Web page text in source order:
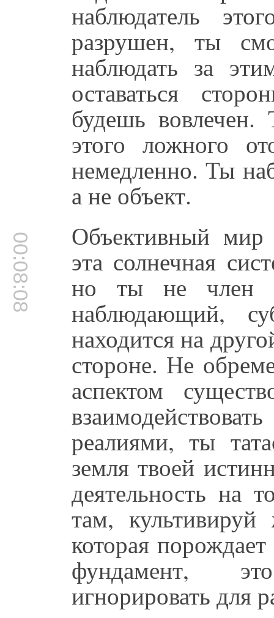
наблюдатель
разрушен, ты
наблюдать за
оставаться
будешь
этого ложного
немедленно. Ты
а не объект.
00:08:08 Объективный
эта солнечная
но ты не член
наблюдающий,
находится на
стороне. Не
аспектом
реалиями, ты
земля твоей
деятельность на
там,
которая
фундамент,
игнорировать для